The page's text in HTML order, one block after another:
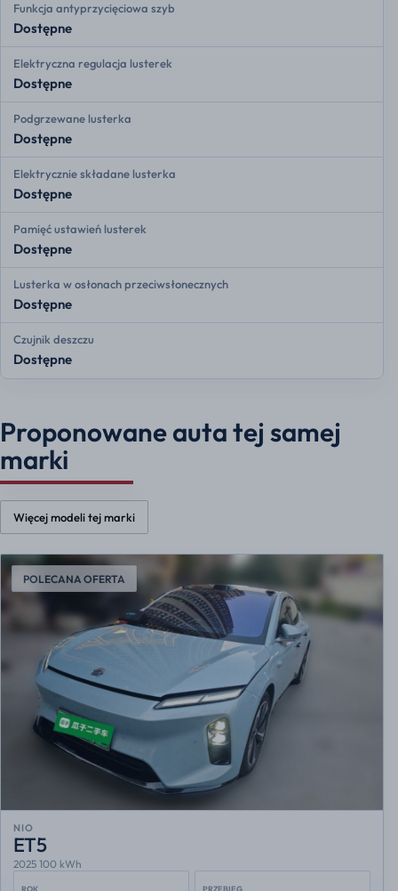
Funkcja antyprzycięciowa szyb
Dostępne
Elektryczna regulacja lusterek
Dostępne
Podgrzewane lusterka
Dostępne
Elektrycznie składane lusterka
Dostępne
Pamięć ustawień lusterek
Dostępne
Lusterka w osłonach przeciwsłonecznych
Dostępne
Czujnik deszczu
Dostępne
Proponowane auta tej samej
marki
Więcej modeli tej marki
POLECANA OFERTA
NIO
ET5
2025 100 kWh
ROK PRZEBIEG